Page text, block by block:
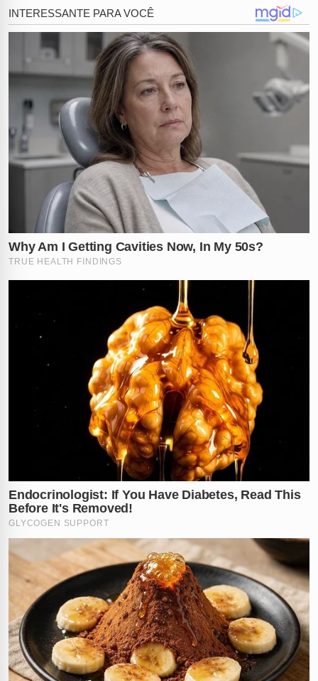
horas, aparecetotalmente conscientee, para a
surpresa de todos, exibindo um semblante de
tranquilidade e alegria enquanto os profissionais de
saúde iniciam a complexa sutura.
Durante o procedimento em seu pescoço, o paciente
não apenas permanece calmo, mas interage
ativamente com a equipe médica de forma
descontraída. Ele chega adar risadas
e conversar
tranquilamente enquanto os pontos são aplicados no
ferimento profundo que poderia ter tirado sua vida. A
reação inusitada diante de uma situação que
frequentemente termina em tragédia foi classificada por
muitos como um verdadeiromilagre, destacando a
sorte extraordinária do condutor em sobreviver.
Especialistas alertam que ferimentos provocados por
cerol em motociclistas são responsáveis por
estatísticas alarmantes de mortes em rodovias e áreas
urbanas. A proximidade do corte com vias respiratórias
e vasos sanguíneos cruciais torna cada segundo vital
para a sobrevivência. No caso deste motociclista, a
rapidez no atendimento e a precisão da equipe
cirúrgica foram fundamentais para garantir que o
sorrisono rosto dele permanecesse, transformando o
trauma em um relato de sobrevivência.
O impacto das imagens serve como um alerta
dramático sobre o perigo daslinhas cortantes , que
continuam a fazer vítimas inocentes. O contraste entre
a ferida aberta e a felicidade genuína do sobrevivente é
uma imagem potente que reforça a fragilidade da vida e
o alívio de quem recebeu uma segunda chance. O
vídeo continua a ser compartilhado massivamente